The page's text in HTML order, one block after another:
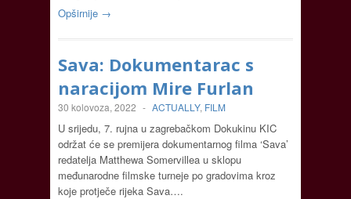
Opširnije →
Sava: Dokumentarac s
naracijom Mire Furlan
30 kolovoza, 2022 - ACTUALLY, FILM
U srijedu, 7. rujna u zagrebačkom Dokukinu KIC
održat će se premijera dokumentarnog filma ‘Sava’
redatelja Matthewa Somervillea u sklopu
međunarodne filmske turneje po gradovima kroz
koje protječe rijeka Sava….